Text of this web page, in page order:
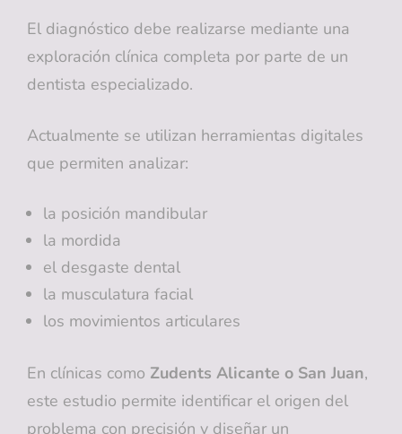
El diagnóstico debe realizarse mediante una
exploración clínica completa por parte de un
dentista especializado.
Actualmente se utilizan herramientas digitales
que permiten analizar:
la posición mandibular
la mordida
el desgaste dental
la musculatura facial
los movimientos articulares
En clínicas como Zudents Alicante o San Juan,
este estudio permite identificar el origen del
problema con precisión y diseñar un